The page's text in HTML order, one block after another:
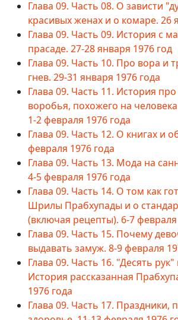
Глава 09. Часть 08. О зависти
красивых женах и о комаре. 26
Глава 09. Часть 09. История с
прасаде. 27-28 января 1976 год
Глава 09. Часть 10. Про вора и
гнев. 29-31 января 1976 года
Глава 09. Часть 11. История про
воробья, похожего на
1-2 февраля 1976 года
Глава 09. Часть 12. О книгах и
февраля 1976 года
Глава 09. Часть 13. Мода на
4-5 февраля 1976 года
Глава 09. Часть 14. О том как
Шрилы Прабхупады и о
(включая рецепты). 6-7 февраля
Глава 09. Часть 15. Почему
выдавать замуж. 8-9 февраля
Глава 09. Часть 16. "Десять
История рассказанная
1976 года
Глава 09. Часть 17. Праздники,